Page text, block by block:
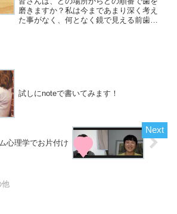
磨きますか？私は今まであまり深く考え
た事がなく、何となく鏡で見える前歯を
試しにnoteで書いてみます！
心理学でお片付け
他